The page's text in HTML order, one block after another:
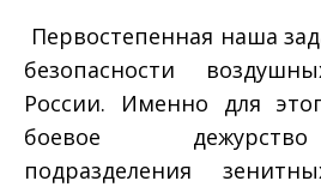
Первостепенная наша
безопасности
России. Именно для
боевое
подразделения